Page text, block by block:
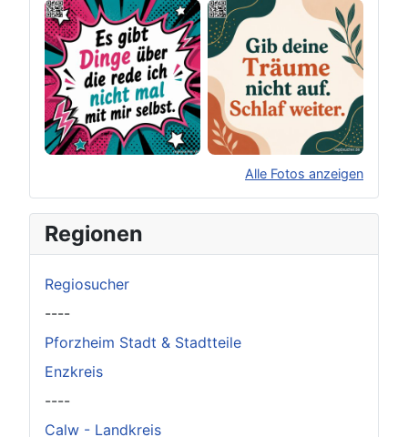
Alle Fotos anzeigen
Original herunterladen
Regionen
Regiosucher
----
Pforzheim Stadt & Stadtteile
Enzkreis
----
Calw - Landkreis